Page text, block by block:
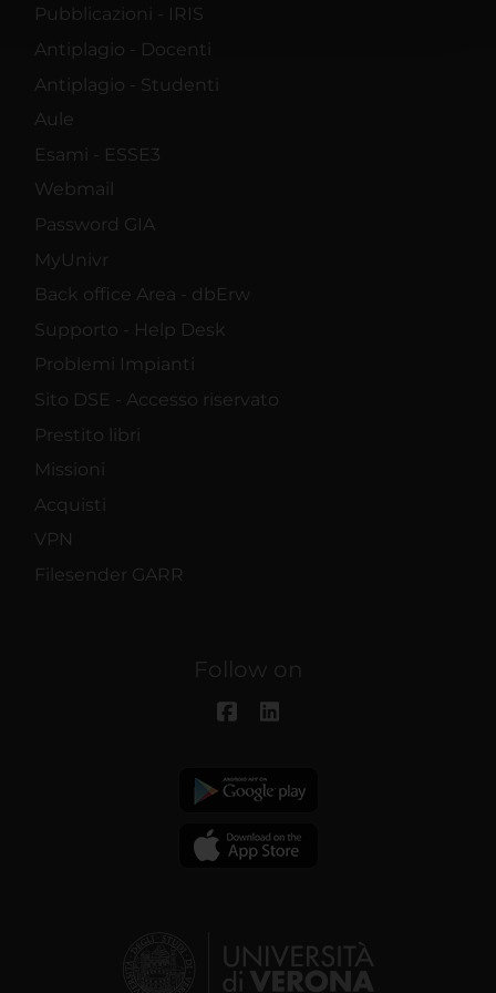
raccolto dal tuo utilizzo dei loro servizi.
Pubblicazioni - IRIS
Antiplagio - Docenti
Antiplagio - Studenti
Aule
Esami - ESSE3
Webmail
Password GIA
MyUnivr
Back office Area - dbErw
Supporto - Help Desk
Problemi Impianti
Sito DSE - Accesso riservato
Prestito libri
Missioni
Acquisti
VPN
Filesender GARR
Follow on